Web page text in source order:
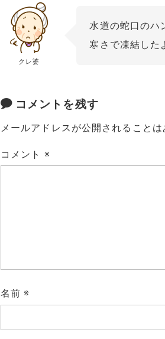
クレ婆
水道の蛇口のハ
寒さで凍結した
コメントを残す
メールアドレスが公開されることは
コメント ※
名前※